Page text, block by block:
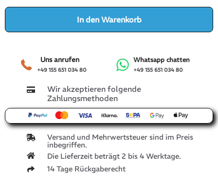
In den Warenkorb
+49 155 651 034 80
Uns anrufen
+49 155 651 034 80
Whatsapp chatten
Wir akzeptieren folgende
Zahlungsmethoden
Versand und Mehrwertsteuer sind im Preis
inbegriffen.
Die Lieferzeit beträgt 2 bis 4 Werktage.
14 Tage Rückgaberecht